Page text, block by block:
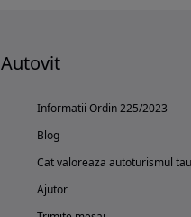
Autovit
Informatii Ordin 225/2023
Blog
Cat valoreaza autoturismul
Ajutor